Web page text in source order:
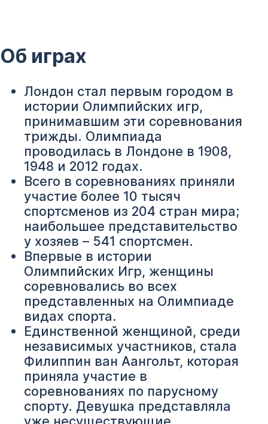
Об играх
Лондон стал первым городом в
истории Олимпийских игр,
принимавшим эти соревнования
трижды. Олимпиада
проводилась в Лондоне в 1908,
1948 и 2012 годах.
Всего в соревнованиях приняли
участие более 10 тысяч
спортсменов из 204 стран мира;
наибольшее представительство
у хозяев – 541 спортсмен.
Впервые в истории
Олимпийских Игр, женщины
соревновались во всех
представленных на Олимпиаде
видах спорта.
Единственной женщиной, среди
независимых участников, стала
Филиппин ван Аангольт, которая
приняла участие в
соревнованиях по парусному
спорту. Девушка представляла